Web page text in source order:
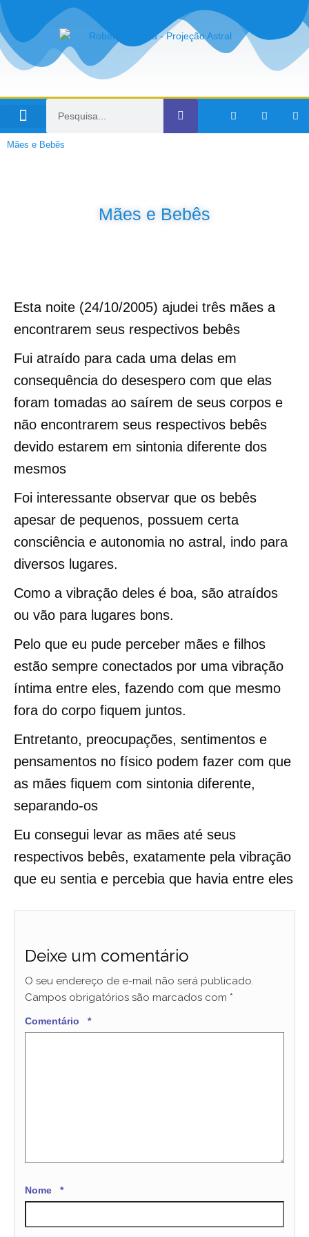
Mães e Bebês
Mães e Bebês
Esta noite (24/10/2005) ajudei três mães a
encontrarem seus respectivos bebês
Fui atraído para cada uma delas em
consequência do desespero com que elas
foram tomadas ao saírem de seus corpos e
não encontrarem seus respectivos bebês
devido estarem em sintonia diferente dos
mesmos
Foi interessante observar que os bebês
apesar de pequenos, possuem certa
consciência e autonomia no astral, indo para
diversos lugares.
Como a vibração deles é boa, são atraídos
ou vão para lugares bons.
Pelo que eu pude perceber mães e filhos
estão sempre conectados por uma vibração
íntima entre eles, fazendo com que mesmo
fora do corpo fiquem juntos.
Entretanto, preocupações, sentimentos e
pensamentos no físico podem fazer com que
as mães fiquem com sintonia diferente,
separando-os
Eu consegui levar as mães até seus
respectivos bebês, exatamente pela vibração
que eu sentia e percebia que havia entre eles
Deixe um comentário
O seu endereço de e-mail não será publicado.
Campos obrigatórios são marcados com *
Comentário*
Nome*